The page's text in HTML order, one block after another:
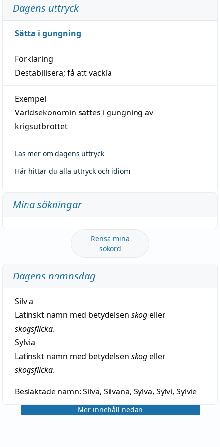
Dagens uttryck
Sätta i gungning
Förklaring
Destabilisera; få att vackla
Exempel
Världsekonomin sattes i gungning av
krigsutbrottet
Läs mer om dagens uttryck
Här hittar du alla uttryck och idiom
Mina sökningar
Rensa mina
sökord
Dagens namnsdag
Silvia
Latinskt namn med betydelsen skogeller
skogsflicka.
Sylvia
Latinskt namn med betydelsen skogeller
skogsflicka.
Besläktade namn: Silva, Silvana, Sylva, Sylvi, Sylvie
Mer innehåll nedan